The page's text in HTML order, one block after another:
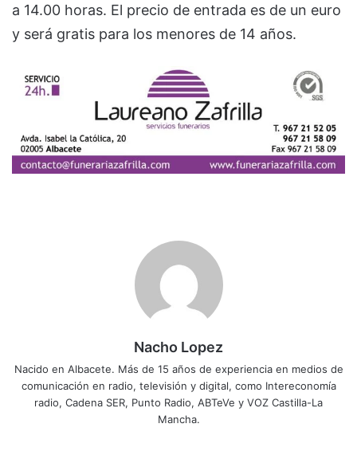
a 14.00 horas. El precio de entrada es de un euro
y será gratis para los menores de 14 años.
Nacho Lopez
Nacido en Albacete. Más de 15 años de experiencia en medios de
comunicación en radio, televisión y digital, como Intereconomía
radio, Cadena SER, Punto Radio, ABTeVe y VOZ Castilla-La
Mancha.